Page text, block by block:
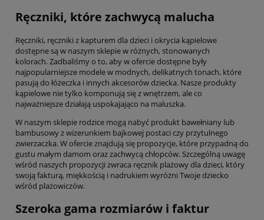
Ręczniki, które zachwycą malucha
Ręczniki, ręczniki z kapturem dla dzieci i okrycia kąpielowe
dostępne są w naszym sklepie w różnych, stonowanych
kolorach. Zadbaliśmy o to, aby w ofercie dostępne były
najpopularniejsze modele w modnych, delikatnych tonach, które
pasują do łóżeczka i innych akcesorów dziecka. Nasze produkty
kąpielowe nie tylko komponują się z wnętrzem, ale co
najważniejsze działają uspokajająco na maluszka.
W naszym sklepie rodzice mogą nabyć produkt bawełniany lub
bambusowy z wizerunkiem bajkowej postaci czy przytulnego
zwierzaczka. W ofercie znajdują się propozycje, które przypadną do
gustu małym damom oraz zachwycą chłopców. Szczególną uwagę
wśród naszych propozycji zwraca ręcznik plażowy dla dzieci, który
swoją fakturą, miękkością i nadrukiem wyróżni Twoje dziecko
wśród plażowiczów.
Szeroka gama rozmiarów i faktur